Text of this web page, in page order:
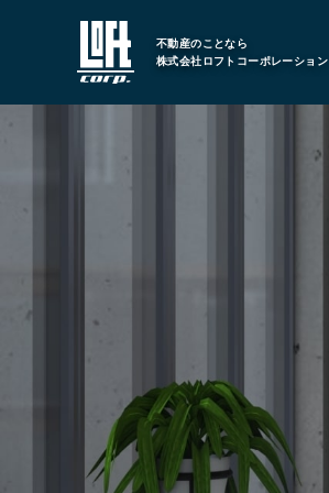
不動産のことなら
株式会社ロフトコーポレーション